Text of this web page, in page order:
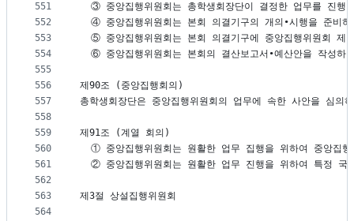
551
552
553
554
555
556
557
558
559
560
561
562
563
564
③ 중앙집행위원회는 총학생회장단이 결정한 업무를 진행
④ 중앙집행위원회는 본회 의결기구의 개의∙시행을 준비
⑤ 중앙집행위원회는 본회 의결기구에 중앙집행위원회 제
⑥ 중앙집행위원회는 본회의 결산보고서∙예산안을 작성하
제90조 (중앙집행회의)
총학생회장단은 중앙집행위원회의 업무에 속한 사안을 심
제91조 (계열 회의)
① 중앙집행위원회는 원활한 업무 집행을 위하여 중앙집
② 중앙집행위원회는 원활한 업무 진행을 위하여 특정 국
제3절 상설집행위원회